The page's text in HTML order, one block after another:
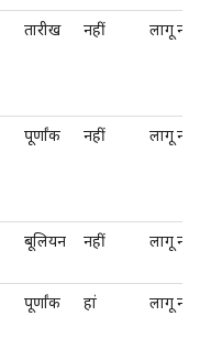
तारीख नहीं लागू नहीं
पूर्णांक नहीं लागू नहीं
बूलियन नहीं लागू नहीं
पूर्णांक हां लागू नहीं